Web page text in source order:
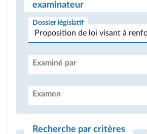
examinateur
Dossier législatif
Examiné par
Examen
Recherche par critères